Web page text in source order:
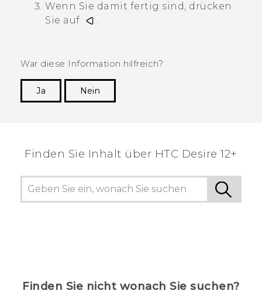
Wenn Sie damit fertig sind, drücken
Sie auf
.
War diese Information hilfreich?
Ja
Nein
Finden Sie Inhalt über‎ HTC Desire 12+
Finden Sie nicht wonach Sie suchen?